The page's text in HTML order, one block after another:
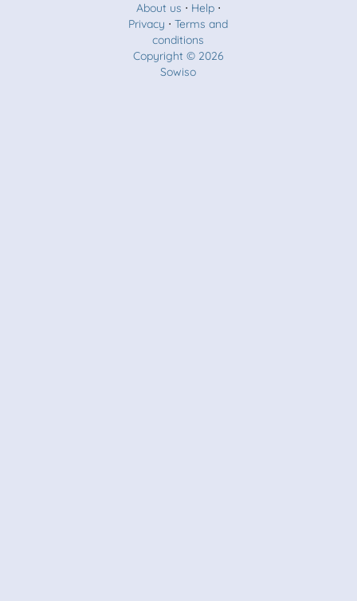
About us ⋅ Help⋅
Privacy ⋅Terms and
conditions
Copyright © 2026
Sowiso